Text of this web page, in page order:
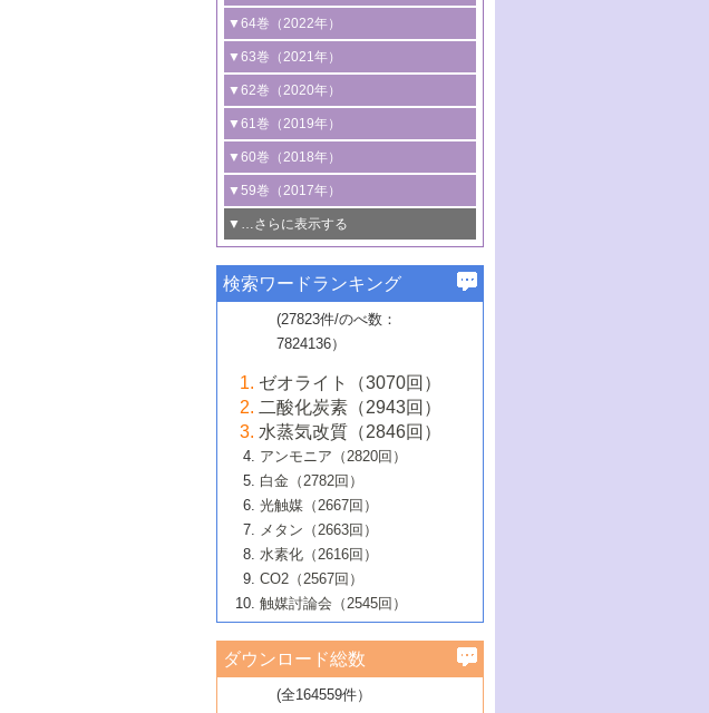
3号 有機分子変換やCO 資源化のための
光触媒に関する最近の研究
B号 第137回触媒討論会（2026年）
2号 水素製造のための水分解技術に関す
る最近の研究
3号 オレフィン系樹脂の精密合成に関す
る最新技術
4号 アルコール類の効率的変換を実現す
る非貴金属触媒の研究動向
5号 ゼオライトの合成と応用における研
究動向
6号 ヘテロ接合界面
B号 第135回触媒討論会（2025年）
2号 規制反応場を活用した固体触媒研究
の新展開
3号 未踏分子変換を目指した酸化触媒プ
ロセスの最前線
4号 シンクロトロン放射光および中性子
線を利用した触媒解析技術の最先端
5号 単原子触媒
6号 参照触媒委員会からのお知らせ
B号 第133回触媒討論会（2023年）
1号 炭素が関わる触媒機能
2号 プラスチックケミカルリサイクルの
ための触媒技術
3号 非酸化物系金属化合物を基盤とした
触媒材料の開発
4号 格子酸素・格子酸素欠陥を利用した
触媒反応
5号 生体触媒によるエネルギー変換反応
6号 窒素とリンの循環のための触媒・機
能性材料
▼64巻（2022年）
1号 合成ガス製造とCOを用いるケミカル
ズ合成の最新動向
2号 化学品合成のための合金触媒開発
3号 CO の排出削減および有効活用のた
めの触媒技術
4号 若手による情報発信企画～とびたて
若き触媒の研究者たち～（1）
若き触媒の研究者たち～（2）
6号 石油のノーブル・ユースを志向した
触媒技術
大学：オンライン・対面開催）
▼63巻（2021年）
1号 金触媒の新展開
2号 ペロブスカイト
3号 特殊反応場を利用した触媒的分子変
換反応
4号 多孔質材料を用いた触媒の新展開
5号 情報学的手法を用いた触媒開発
6号 カーボンニュートラルに向けた電解
技術
B号 第127回触媒討論会（2021年・オン
ライン開催(Zoom)のみ）
▼62巻（2020年）
1号 触媒設計を拓く欠陥構造のキャラク
タリゼーション
2号 機能化学品製造に資するクリーンな
触媒的酸化反応
3号 水処理のための触媒化学
4号 光触媒を用いた水分解の最新の研究
動向
5号 次世代の触媒プロセスを支えるマイ
6号 メタン転換技術の最新動向
B号 第125回触媒討論会（2020年・工学
院大学）
▼61巻（2019年）
1号 物質移動制御に着目した触媒プロセ
ス開発
2号 CO2 フリー水素サプライチェーンに
関わる触媒開発動向
3号 精密高分子合成に関する最近の研究
動向
4号 バイオマス化成品製造のための触媒
5号 固体触媒による含窒素有機化合物変
換の最前線
6号 貴金属使用量低減に向けた自動車排
ガス浄化触媒の開発
B号 第123回触媒討論会（2019年・大阪
▼60巻（2018年）
1号 固体酸触媒の最新の研究動向
2号 二酸化炭素からの有用化学品合成
3号 ナノ粒子・クラスター触媒の最前線
4号 60周年記念企画
5号 進化するゼオライト合成技術
6号 非貴金属系触媒における電気化学的
B号 第121回触媒討論会（2018年・東京
大学）
▼59巻（2017年）
1号 いたるところに，触媒
最先端技術
3号 無機分離膜材料の開発と触媒反応プ
ロセスへの適用
5号 水素のふるまいを解き明かす最先端
研究
6号 低級アルカンの有効利用のための触
媒技術
B号 第119回触媒討論会（2017年・首都
大学東京）
▼…さらに表示する
1号 ユニークな構造の高分子を生み出す触
2号 リグニンからの化成品製造に向けた触
媒技術
3号 触媒研究の最先端～とびたて若き研究
者たち～（1）
4号 触媒研究の最先端～とびたて若き研究
者たち～（2）
5号 触媒研究の最先端～とびたて若き研究
者たち～（3）
6号 イオニクス材料と燃料電池・電解合成
の最新の研究動向
B号 第117回触媒討論会（2016年・大阪府
立大学）
▼57巻（2015年）
1号 水素キャリアにかかわる触媒技術の新
2号 石油精製用触媒の最近の進展
3号 固体酸化物形燃料電池（SOFC）におけ
るアノード触媒上での燃料直接改質技術
4号 コアシェル構造の制御による触媒機能
5号 工業触媒およびその周辺技術の最近の
進歩
6号 ナノシート
B号 第115回触媒討論会（2015年・成蹊大
▼56巻（2014年）
2号 光触媒反応機構に関する最新の研究動
向
開発動向
4号 人工光合成に向けた近年のアプローチ
5号 未利用熱エネルギーの有効活用に貢献
する触媒技術
6号 ポリオキソメタレート
B号 第113回触媒討論会（2014年・ロワジ
ールホテル豊橋）
1号 高耐久性燃料電池システム用触媒にお
ける新展開
2号 リビングラジカル重合の最近の動向
3号 天然ガスの化学工業的展開に関する触
媒技術
4号 貴金属触媒の精密構造制御とその活用
5号 バイオマス化成品製造のための固体触
6号 ナノ空間─吸着状態解析から新機能開拓
B号 第111回触媒討論会（2013年・関西大
▼54巻（2012年）
1号 規則性多孔体の利用技術における最近
の進歩
2号 第109回触媒討論会
3号 貴金属低減技術の最新動向
4号 貴金属代替技術の最新動向
5号 光触媒による物質変換反応の新展開
6号 グラフェン
7号 水素を利用する化成品合成の新潮流
▼53巻（2011年）
1号 金属学から見る合金触媒の新展開
2号 第107回触媒討論会
3号 触媒のその場観察法の進歩（１）
4号 触媒のその場観察法の進歩（２）
5号 不活性結合の触媒的活性化による有機
合成
6号 新しい固体酸触媒技術
7号 ゼオライト合成における最近の進歩
▼52巻（2010年）
1号 触媒の劣化対策と長寿命触媒開発
2号 第105回触媒討論会
3号 ナノ構造が拓く新機能
4号 活性サイトおよびその環境の精密な設
計による触媒の高機能化
5号 触媒を有効に使うための技術
7号 有機分子触媒による精密有機合成
1号 炭素材料－熱い注目を集める材料－
2号 第103回触媒討論会
3号 環境浄化用光触媒の現状と課題
4号 水素社会の実現に向けた水素製造・貯
蔵技術の進歩
5号 CO2が関わる触媒・材料
▼50巻（2008年）
1号 触媒化学と学会のこの10年，半世紀，
そして未来
2号 第101回触媒討論会
4号 錯体を利用したユニークな表面構造の
構築と機能
▼49巻（2007年）
1号 含フッ素化合物の合成と触媒
2号 第99回触媒討論会
3号 実用的ファインケミカル合成プロセス
を実現する触媒
▼48巻（2006年）
1号 固体酸触媒の最近の進歩
2号 第97回触媒討論会
3号 リビング重合触媒の最近の展開
1号 最近の触媒担体とその効果
2号 第95回触媒討論会
▼46巻（2004年）
1号 部分酸化反応触媒の最前線
▼45巻（2003年）
検索ワードランキング
(27823件/のべ数：
7824136）
ゼオライト（3070回）
二酸化炭素（2943回）
水蒸気改質（2846回）
アンモニア（2820回）
白金（2782回）
光触媒（2667回）
メタン（2663回）
水素化（2616回）
CO2（2567回）
触媒討論会（2545回）
ダウンロード総数
(全164559件）